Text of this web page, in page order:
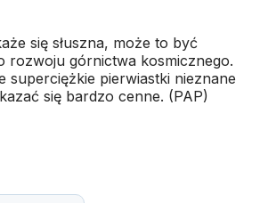
się słuszna, może to być
rozwoju górnictwa kosmicznego.
superciężkie pierwiastki nieznane
się bardzo cenne. (PAP)